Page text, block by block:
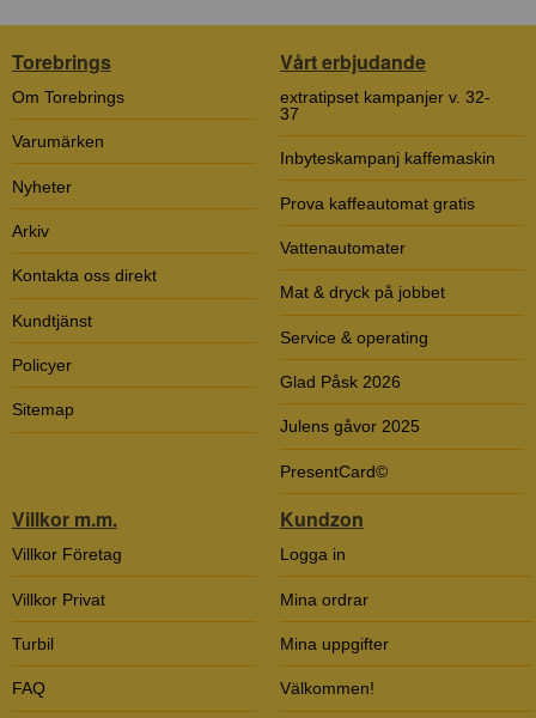
Torebrings
Om Torebrings
Varumärken
Nyheter
Arkiv
Kontakta oss direkt
Kundtjänst
Policyer
Sitemap
Vårt erbjudande
extratipset kampanjer v. 32-
37
Inbyteskampanj kaffemaskin
Prova kaffeautomat gratis
Vattenautomater
Mat & dryck på jobbet
Service & operating
Glad Påsk 2026
Julens gåvor 2025
PresentCard©
Villkor m.m.
Villkor Företag
Villkor Privat
Turbil
FAQ
Kundzon
Logga in
Mina ordrar
Mina uppgifter
Välkommen!